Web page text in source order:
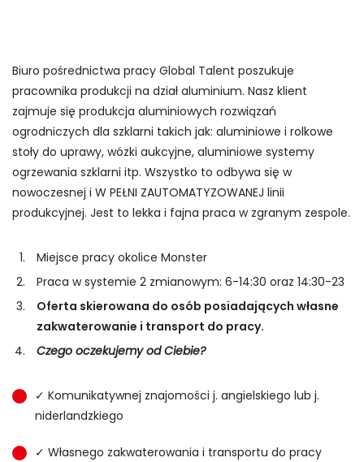
Biuro pośrednictwa pracy Global Talent poszukuje
pracownika produkcji na dział aluminium. Nasz klient
zajmuje się produkcja aluminiowych rozwiązań
ogrodniczych dla szklarni takich jak: aluminiowe i rolkowe
stoły do uprawy, wózki aukcyjne, aluminiowe systemy
ogrzewania szklarni itp. Wszystko to odbywa się w
nowoczesnej i W PEŁNI ZAUTOMATYZOWANEJ linii
produkcyjnej. Jest to lekka i fajna praca w zgranym zespole.
Miejsce pracy okolice Monster
Praca w systemie 2 zmianowym: 6-14:30 oraz 14:30-23
Oferta skierowana do osób posiadających własne
zakwaterowanie i transport do pracy.
Czego oczekujemy od Ciebie?
✓ Komunikatywnej znajomości j. angielskiego lub j.
niderlandzkiego
✓ Własnego zakwaterowania i transportu do pracy